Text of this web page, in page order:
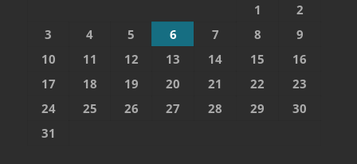
1
2
3
4 5 6 7 8
9
10
11 12 13 14 15
16
17
18 19 20 21 22
23
24
25 26 27 28 29
30
31